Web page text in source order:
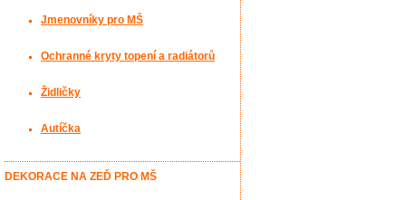
Jmenovníky pro MŠ
Ochranné kryty topení a radiátorů
Židličky
Autíčka
DEKORACE NA ZEĎ PRO MŠ